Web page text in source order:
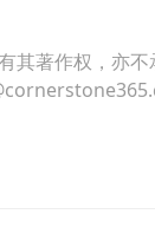
其著作权，亦